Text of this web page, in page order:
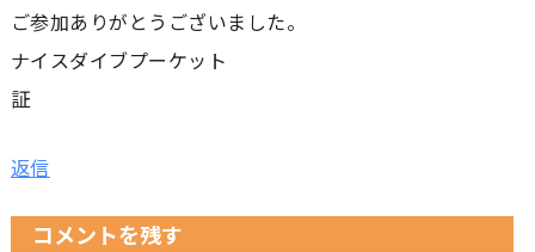
ご参加ありがとうございました。
ナイスダイブプーケット
証
返信
コメントを残す